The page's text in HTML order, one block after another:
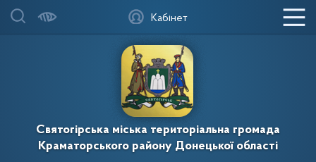
Святогірська міська територіальна громада
Краматорського району Донецької області
Кабінет
Регуляторна діяльність виконкому